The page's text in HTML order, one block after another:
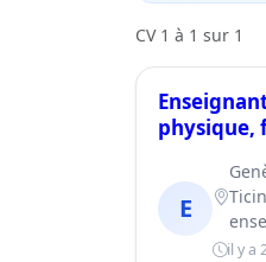
CV 1 à 1 sur 1
physique,
E
il y a